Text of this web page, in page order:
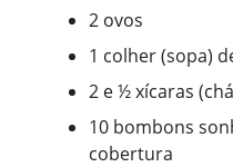
2 ovos
1 colher (sopa)
2 e ½ xícaras
10 bombons
cobertura